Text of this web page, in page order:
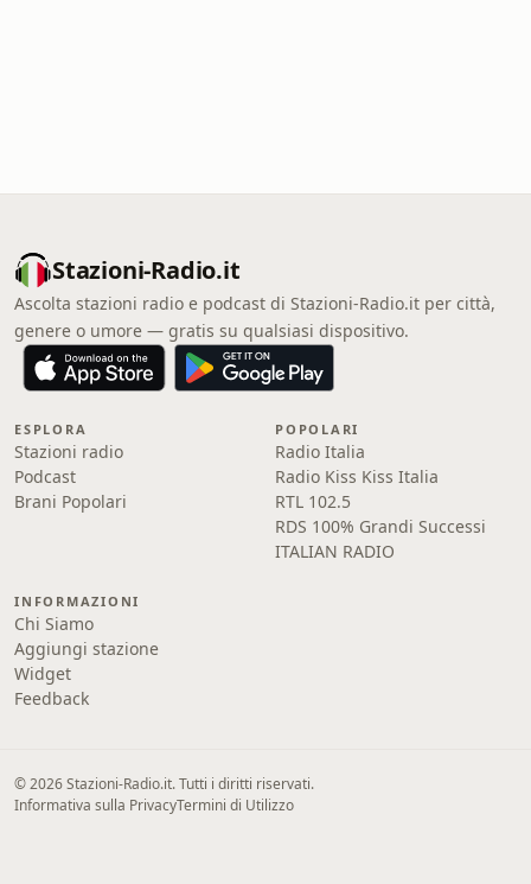
Stazioni-Radio.it
Ascolta stazioni radio e podcast di Stazioni-Radio.it per città,
genere o umore — gratis su qualsiasi dispositivo.
ESPLORA
Stazioni radio
Podcast
Brani Popolari
POPOLARI
Radio Italia
Radio Kiss Kiss Italia
RTL 102.5
RDS 100% Grandi Successi
ITALIAN RADIO
INFORMAZIONI
Chi Siamo
Aggiungi stazione
Widget
Feedback
© 2026 Stazioni-Radio.it. Tutti i diritti riservati.
Informativa sulla PrivacyTermini di Utilizzo